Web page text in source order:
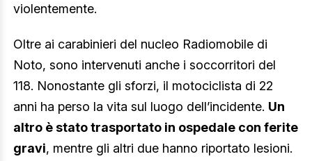
violentemente.
Oltre ai carabinieri del nucleo Radiomobile di
Noto, sono intervenuti anche i soccorritori del
118. Nonostante gli sforzi, il motociclista di 22
anni ha perso la vita sul luogo dell’incidente. Un
altro è stato trasportato in ospedale con ferite
gravi, mentre gli altri due hanno riportato lesioni.